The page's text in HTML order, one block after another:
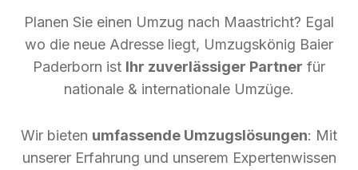
Planen Sie einen Umzug nach Maastricht? Egal
wo die neue Adresse liegt, Umzugskönig Baier
Paderborn ist Ihr zuverlässiger Partner für
nationale & internationale Umzüge.
Wir bieten umfassende Umzugslösungen: Mit
unserer Erfahrung und unserem Expertenwissen